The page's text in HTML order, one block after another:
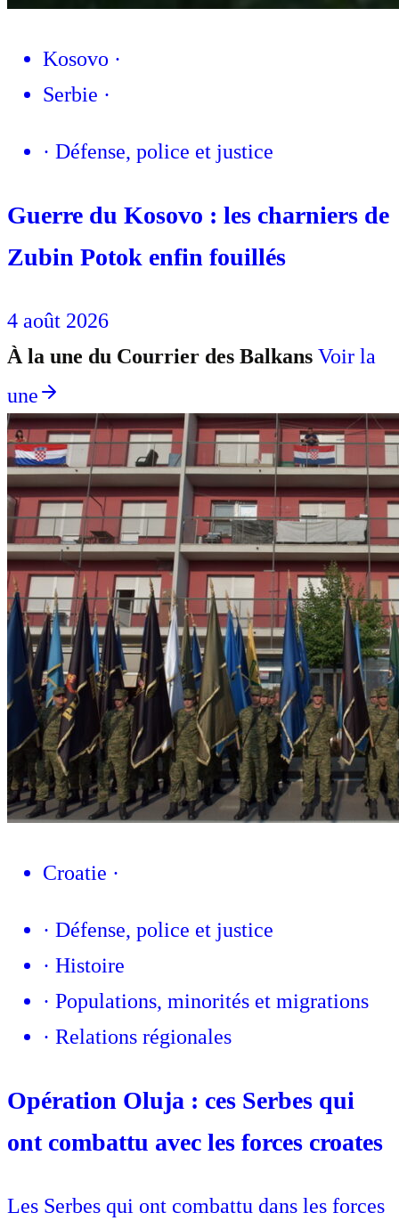
Kosovo ·
Serbie ·
· Défense, police et justice
Guerre du Kosovo : les charniers de
Zubin Potok enfin fouillés
4 août 2026
À la une du Courrier des Balkans Voir la
une
Croatie ·
· Défense, police et justice
· Histoire
· Populations, minorités et migrations
· Relations régionales
Opération Oluja : ces Serbes qui
ont combattu avec les forces croates
Les Serbes qui ont combattu dans les forces